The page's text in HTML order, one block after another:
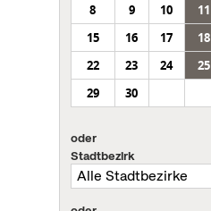
8
9 10 11
15
16 17 18
22
23 24 25
29
30
oder
Stadtbezirk